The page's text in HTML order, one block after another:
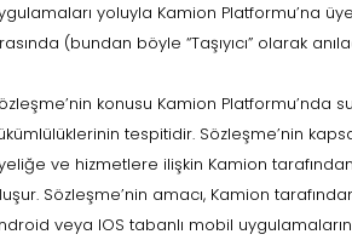
yoluyla Kamion Platformu’na
(bundan böyle “Taşıyıcı” olarak
konusu Kamion Platformu’nda
tespitidir. Sözleşme’nin
ve hizmetlere ilişkin Kamion
Sözleşme’nin amacı, Kamion
veya IOS tabanlı mobil